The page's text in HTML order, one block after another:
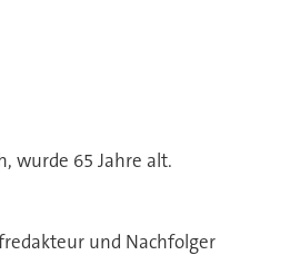
wurde 65 Jahre alt.
und Nachfolger